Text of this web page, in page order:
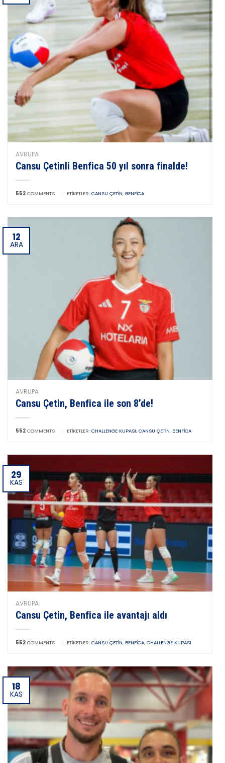
AVRUPA
Cansu Çetinli Benfica 50 yıl sonra finalde!
552 COMMENTS | ETIKETLER: CANSU ÇETIN, BENFICA
12
ARA
AVRUPA
Cansu Çetin, Benfica ile son 8’de!
552 COMMENTS | ETIKETLER: CHALLENGE KUPASI, CANSU ÇETIN, BENFICA
29
KAS
AVRUPA
Cansu Çetin, Benfica ile avantajı aldı
552 COMMENTS | ETIKETLER: CANSU ÇETIN, BENFICA, CHALLENGE KUPASI
18
KAS